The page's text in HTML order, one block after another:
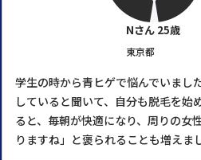
Nさん 25歳
東京都
学生の時から青ヒゲで悩んでいまし
していると聞いて、自分も脱毛を始
ると、毎朝が快適になり、周りの女
りますね」と褒られることも増えま